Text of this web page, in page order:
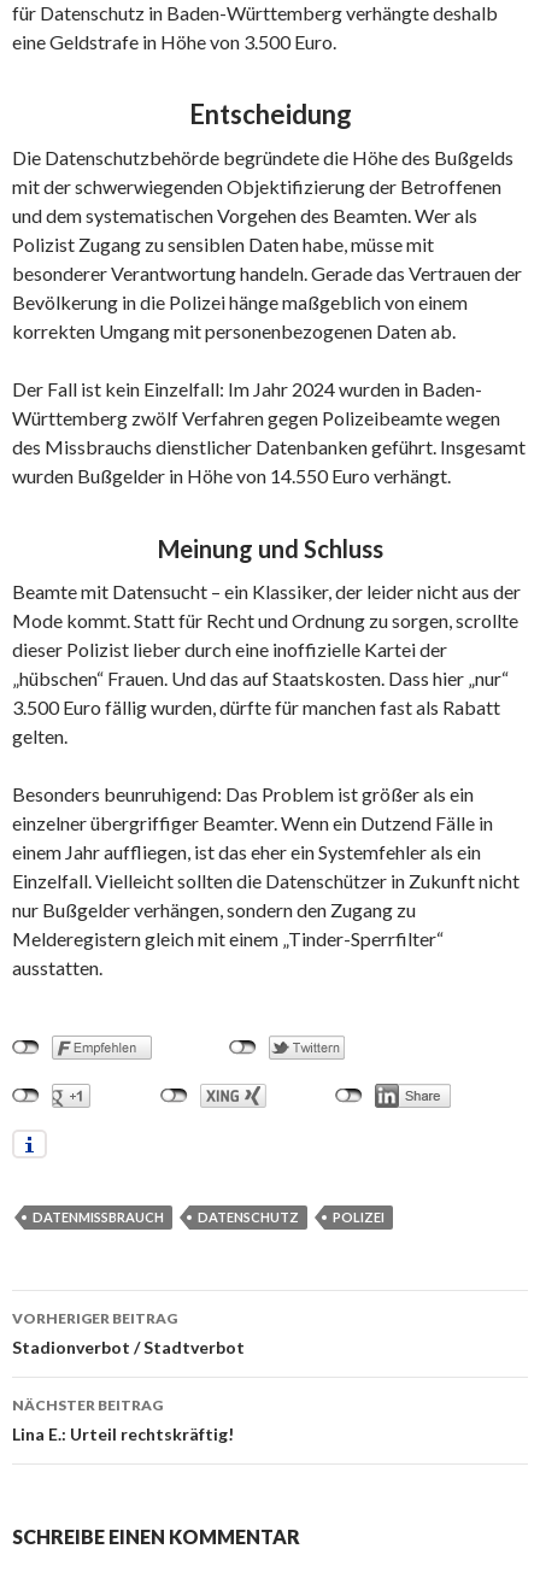
für Datenschutz in Baden-Württemberg verhängte deshalb
eine Geldstrafe in Höhe von 3.500 Euro.
Entscheidung
Die Datenschutzbehörde begründete die Höhe des Bußgelds
mit der schwerwiegenden Objektifizierung der Betroffenen
und dem systematischen Vorgehen des Beamten. Wer als
Polizist Zugang zu sensiblen Daten habe, müsse mit
besonderer Verantwortung handeln. Gerade das Vertrauen der
Bevölkerung in die Polizei hänge maßgeblich von einem
korrekten Umgang mit personenbezogenen Daten ab.
Der Fall ist kein Einzelfall: Im Jahr 2024 wurden in Baden-
Württemberg zwölf Verfahren gegen Polizeibeamte wegen
des Missbrauchs dienstlicher Datenbanken geführt. Insgesamt
wurden Bußgelder in Höhe von 14.550 Euro verhängt.
Meinung und Schluss
Beamte mit Datensucht – ein Klassiker, der leider nicht aus der
Mode kommt. Statt für Recht und Ordnung zu sorgen, scrollte
dieser Polizist lieber durch eine inoffizielle Kartei der
„hübschen“ Frauen. Und das auf Staatskosten. Dass hier „nur“
3.500 Euro fällig wurden, dürfte für manchen fast als Rabatt
gelten.
Besonders beunruhigend: Das Problem ist größer als ein
einzelner übergriffiger Beamter. Wenn ein Dutzend Fälle in
einem Jahr auffliegen, ist das eher ein Systemfehler als ein
Einzelfall. Vielleicht sollten die Datenschützer in Zukunft nicht
nur Bußgelder verhängen, sondern den Zugang zu
Melderegistern gleich mit einem „Tinder-Sperrfilter“
ausstatten.
DATENMISSBRAUCH DATENSCHUTZ POLIZEI
Beitrags-
Navigation
VORHERIGER BEITRAG
Stadionverbot / Stadtverbot
NÄCHSTER BEITRAG
Lina E.: Urteil rechtskräftig!
SCHREIBE EINEN KOMMENTAR